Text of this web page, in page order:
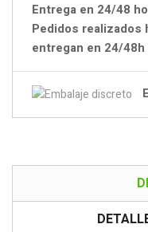
Entrega en 24/48
Pedidos realizados
entregan en 24/